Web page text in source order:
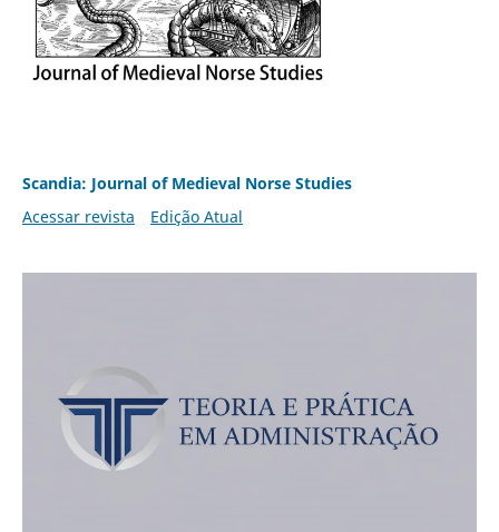
Scandia: Journal of Medieval Norse Studies
Acessar revista
Edição Atual